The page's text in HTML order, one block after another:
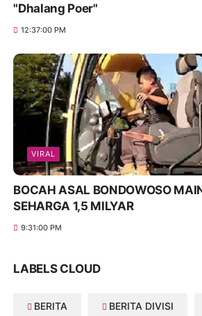
"Dhalang Poer"
12:37:00 PM
VIRAL
BOCAH ASAL BONDOWOSO
SEHARGA 1,5 MILYAR
9:31:00 PM
LABELS CLOUD
BERITA BERITA DIVISI